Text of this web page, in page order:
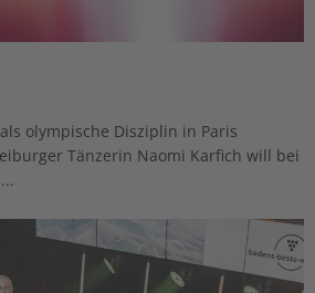
olympische Disziplin in Paris
Tänzerin Naomi Karfich will bei